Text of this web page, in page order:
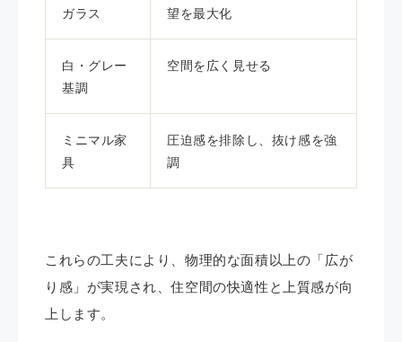
ガラス
望を最大化
白・グレー
基調
空間を広く見せる
ミニマル家
具
圧迫感を排除し、抜け感を強
調
これらの工夫により、物理的な面積以上の「広が
り感」が実現され、住空間の快適性と上質感が向
上します。